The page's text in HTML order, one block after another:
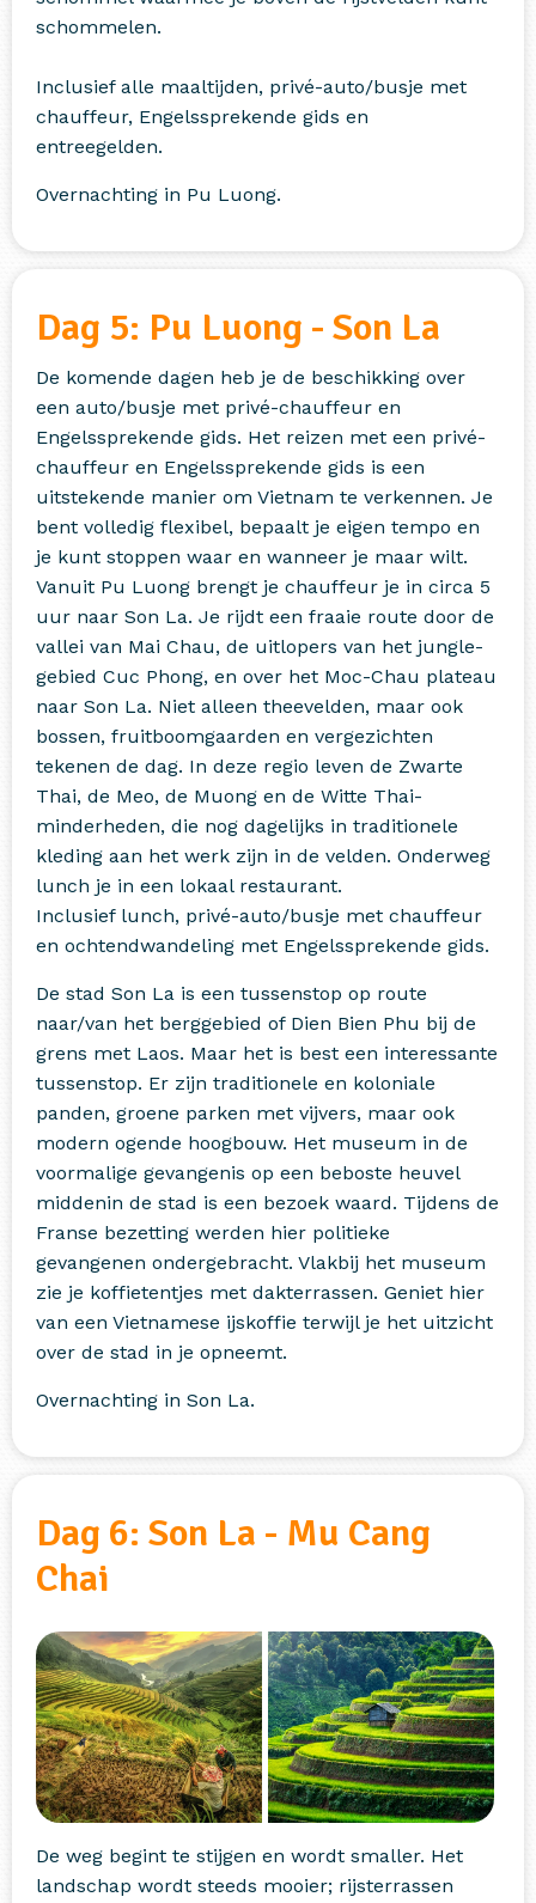
schommelen.
Inclusief alle maaltijden, privé-auto/busje met
chauffeur, Engelssprekende gids en
entreegelden.
Overnachting in Pu Luong.
Dag 5: Pu Luong - Son La
De komende dagen heb je de beschikking over
een auto/busje met privé-chauffeur en
Engelssprekende gids. Het reizen met een privé-
chauffeur en Engelssprekende gids is een
uitstekende manier om Vietnam te verkennen. Je
bent volledig flexibel, bepaalt je eigen tempo en
je kunt stoppen waar en wanneer je maar wilt.
Vanuit Pu Luong brengt je chauffeur je in circa 5
uur naar Son La. Je rijdt een fraaie route door de
vallei van Mai Chau, de uitlopers van het jungle-
gebied Cuc Phong, en over het Moc-Chau plateau
naar Son La. Niet alleen theevelden, maar ook
bossen, fruitboomgaarden en vergezichten
tekenen de dag. In deze regio leven de Zwarte
Thai, de Meo, de Muong en de Witte Thai-
minderheden, die nog dagelijks in traditionele
kleding aan het werk zijn in de velden. Onderweg
lunch je in een lokaal restaurant.
Inclusief lunch, privé-auto/busje met chauffeur
en ochtendwandeling met Engelssprekende gids.
De stad Son La is een tussenstop op route
naar/van het berggebied of Dien Bien Phu bij de
grens met Laos. Maar het is best een interessante
tussenstop. Er zijn traditionele en koloniale
panden, groene parken met vijvers, maar ook
modern ogende hoogbouw. Het museum in de
voormalige gevangenis op een beboste heuvel
middenin de stad is een bezoek waard. Tijdens de
Franse bezetting werden hier politieke
gevangenen ondergebracht. Vlakbij het museum
zie je koffietentjes met dakterrassen. Geniet hier
van een Vietnamese ijskoffie terwijl je het uitzicht
over de stad in je opneemt.
Overnachting in Son La.
Dag 6: Son La - Mu Cang
Chai
De weg begint te stijgen en wordt smaller. Het
landschap wordt steeds mooier; rijsterrassen